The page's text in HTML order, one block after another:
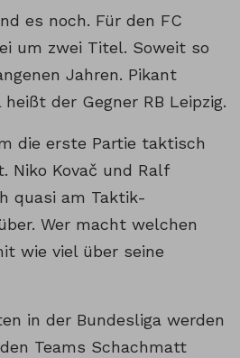
es noch. Für den FC
um zwei Titel. Soweit so
Jahren. Pikant
der Gegner RB Leipzig.
die erste Partie taktisch
Niko Kovač und Ralf
quasi am Taktik-
Wer macht welchen
wie viel über seine
in der Bundesliga werden
Teams Schachmatt